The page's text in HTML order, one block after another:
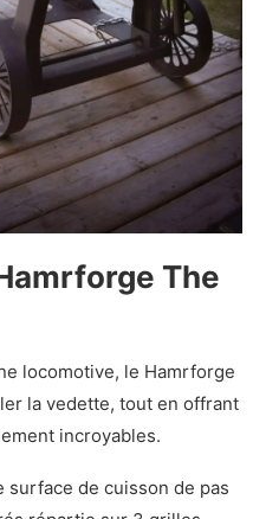
The
locomotive, le Hamrforge
la vedette, tout en offrant
incroyables.
de cuisson de pas